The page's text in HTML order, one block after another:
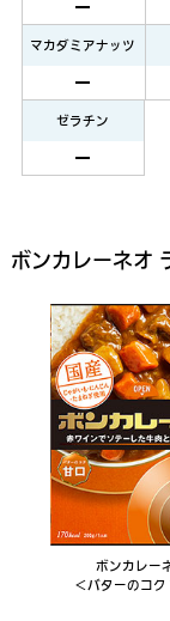
マカダミアナッツ
ゼラチン
ボンカレーネオ
ボンカレー
＜バターのコク